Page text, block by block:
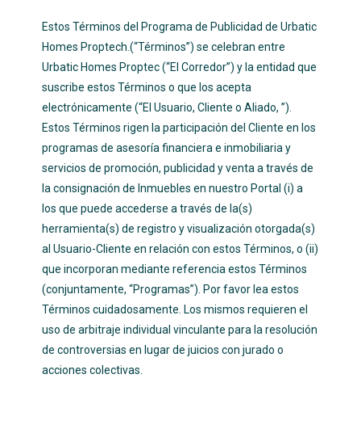
Estos Términos del Programa de Publicidad de Urbatic
Homes Proptech.(“Términos”) se celebran entre
Urbatic Homes Proptec (“El Corredor”) y la entidad que
suscribe estos Términos o que los acepta
electrónicamente (“El Usuario, Cliente o Aliado, ”).
Estos Términos rigen la participación del Cliente en los
programas de asesoría financiera e inmobiliaria y
servicios de promoción, publicidad y venta a través de
la consignación de Inmuebles en nuestro Portal (i) a
los que puede accederse a través de la(s)
herramienta(s) de registro y visualización otorgada(s)
al Usuario-Cliente en relación con estos Términos, o (ii)
que incorporan mediante referencia estos Términos
(conjuntamente, “Programas”). Por favor lea estos
Términos cuidadosamente. Los mismos requieren el
uso de arbitraje individual vinculante para la resolución
de controversias en lugar de juicios con jurado o
acciones colectivas.